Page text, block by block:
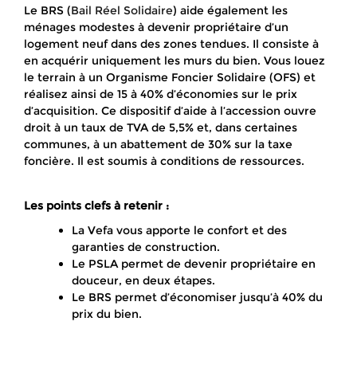
Le BRS (Bail Réel Solidaire) aide également les
ménages modestes à devenir propriétaire d’un
logement neuf dans des zones tendues. Il consiste à
en acquérir uniquement les murs du bien. Vous louez
le terrain à un Organisme Foncier Solidaire (OFS) et
réalisez ainsi de 15 à 40% d’économies sur le prix
d’acquisition. Ce dispositif d’aide à l’accession ouvre
droit à un taux de TVA de 5,5% et, dans certaines
communes, à un abattement de 30% sur la taxe
foncière. Il est soumis à conditions de ressources.
Les points clefs à retenir :
La Vefa vous apporte le confort et des
garanties de construction.
Le PSLA permet de devenir propriétaire en
douceur, en deux étapes.
Le BRS permet d’économiser jusqu’à 40% du
prix du bien.